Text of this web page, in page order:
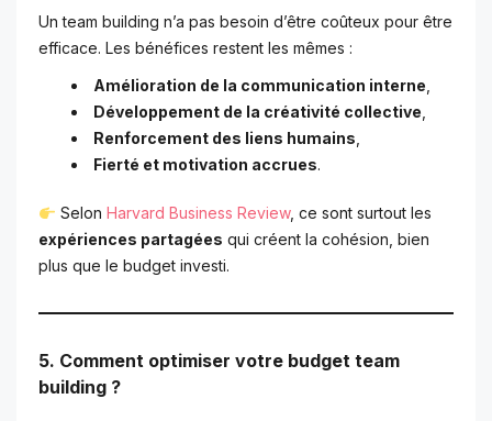
Un team building n’a pas besoin d’être coûteux pour être
efficace. Les bénéfices restent les mêmes :
Amélioration de la communication interne
Développement de la créativité collective
Renforcement des liens humains
Fierté et motivation accrues.
Selon Harvard Business Review, ce sont surtout les
expériences partagées qui créent la cohésion, bien
plus que le budget investi.
5. Comment optimiser votre budget team
building ?